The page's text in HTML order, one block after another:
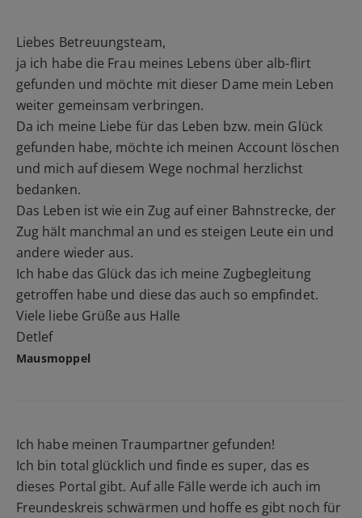
Liebes Betreuungsteam,
ja ich habe die Frau meines Lebens über alb-flirt
gefunden und möchte mit dieser Dame mein Leben
weiter gemeinsam verbringen.
Da ich meine Liebe für das Leben bzw. mein Glück
gefunden habe, möchte ich meinen Account löschen
und mich auf diesem Wege nochmal herzlichst
bedanken.
Das Leben ist wie ein Zug auf einer Bahnstrecke, der
Zug hält manchmal an und es steigen Leute ein und
andere wieder aus.
Ich habe das Glück das ich meine Zugbegleitung
getroffen habe und diese das auch so empfindet.
Viele liebe Grüße aus Halle
Detlef
Mausmoppel
Ich habe meinen Traumpartner gefunden!
Ich bin total glücklich und finde es super, das es
dieses Portal gibt. Auf alle Fälle werde ich auch im
Freundeskreis schwärmen und hoffe es gibt noch für